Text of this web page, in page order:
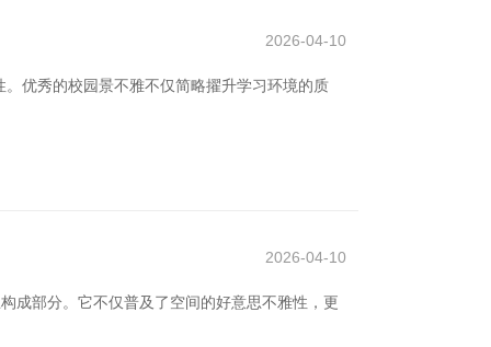
2026-04-10
优秀的校园景不雅不仅简略擢升学习环境的质
2026-04-10
成部分。它不仅普及了空间的好意思不雅性，更